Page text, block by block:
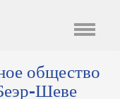
общество
Шеве